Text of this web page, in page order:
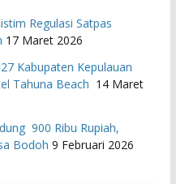
Regulasi Satpas
17 Maret 2026
​Kabupaten Kepulauan
Tahuna Beach 14 Maret
900 Ribu Rupiah,
Bodoh 9 Februari 2026